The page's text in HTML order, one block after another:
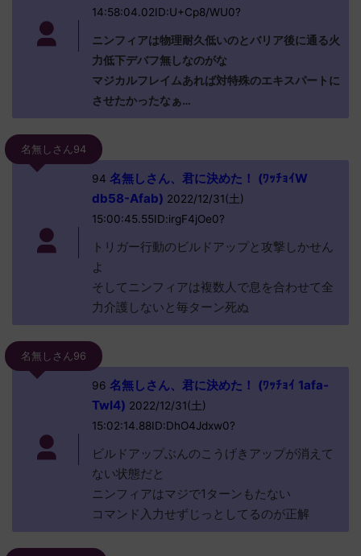
14:58:04.02ID:U+Cp8/WU0?
ニンフィアは物理耐久低いのとバリア後に通る火
力低下デバフ無しなのがな
マジカルフレイムあれば対特殊のエキスパートに
させたかったなぁ…
名無しさん94
94 名無しさん、君に決めた！ (ﾜｯﾁｮｲW
db58-Afab) 2022/12/31(土)
15:00:45.55ID:irgF4jOe0?
トリガー行動のビルドアップと攻撃しかせん
よ
そしてニンフィアは複数人で息を合わせて全
力介護しないと毎ターン死ぬ
名無しさん96
96 名無しさん、君に決めた！ (ﾜｯﾁｮｲ 1afa-
TwI4) 2022/12/31(土)
15:02:14.88ID:DhO4Jdxw0?
ビルドアップぶんのこうげきアップが消えて
ない状態だと
ニンフィアはマジで1ターンもたない
コマンド入力せずじっとしてるのが正解